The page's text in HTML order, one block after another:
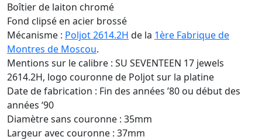
Boîtier de laiton chromé
Fond clipsé en acier brossé
Mécanisme : Poljot 2614.2H de la 1ère Fabrique de
Montres de Moscou.
Mentions sur le calibre : SU SEVENTEEN 17 jewels
2614.2H, logo couronne de Poljot sur la platine
Date de fabrication : Fin des années ’80 ou début des
années ‘90
Diamètre sans couronne : 35mm
Largeur avec couronne : 37mm